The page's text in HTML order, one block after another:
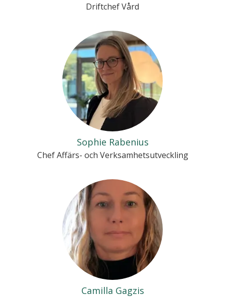
Driftchef Vård
Sophie Rabenius
Chef Affärs- och Verksamhetsutveckling
Camilla Gagzis